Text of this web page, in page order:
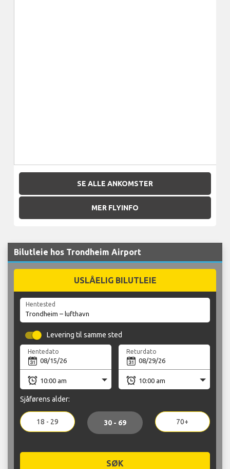
SE ALLE ANKOMSTER
MER FLYINFO
Bilutleie hos Trondheim Airport
USLÅELIG BILUTLEIE
Hentested
Levering til samme sted
Hentedato Returdato
Sjåførens alder:
18 - 29 30 - 69 70+
SØK